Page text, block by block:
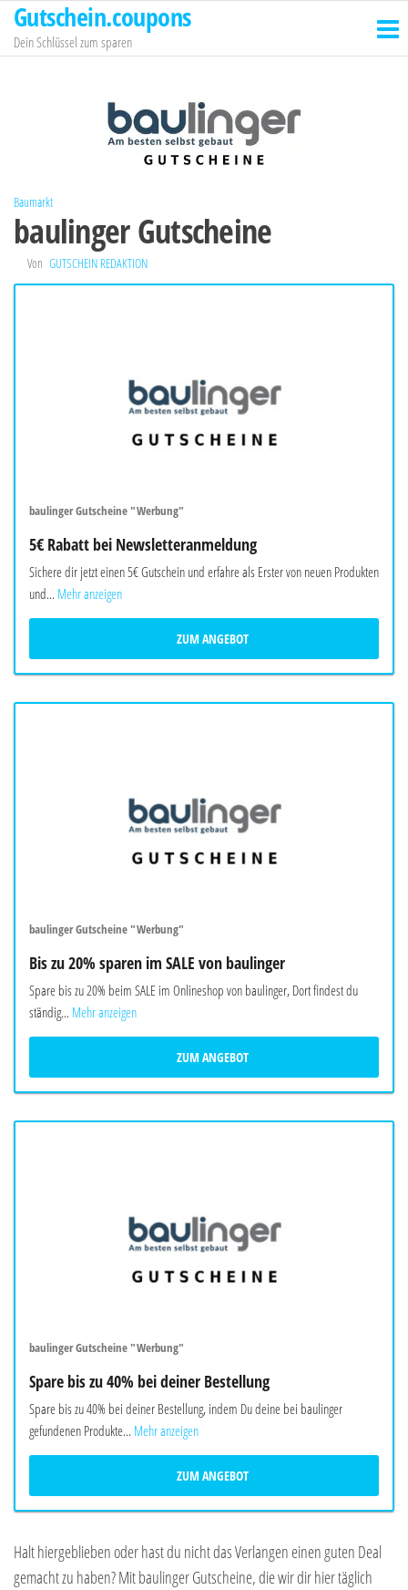
Zum
Inhalt
springen
Gutschein.coupons
Dein Schlüssel zum sparen
Baumarkt
baulinger Gutscheine
Von GUTSCHEIN REDAKTION
baulinger Gutscheine "Werbung"
5€ Rabatt bei Newsletteranmeldung
Sichere dir jetzt einen 5€ Gutschein und erfahre als Erster von neuen Produkten
und... Mehr anzeigen
ZUM ANGEBOT
baulinger Gutscheine "Werbung"
Bis zu 20% sparen im SALE von baulinger
Spare bis zu 20% beim SALE im Onlineshop von baulinger, Dort findest du
ständig... Mehr anzeigen
ZUM ANGEBOT
baulinger Gutscheine "Werbung"
Spare bis zu 40% bei deiner Bestellung
Spare bis zu 40% bei deiner Bestellung, indem Du deine bei baulinger
gefundenen Produkte... Mehr anzeigen
ZUM ANGEBOT
Halt hiergeblieben oder hast du nicht das Verlangen einen guten Deal
gemacht zu haben? Mit baulinger Gutscheine, die wir dir hier täglich